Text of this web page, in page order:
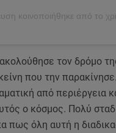
κοινοποιήθηκε από το
τον δρόμο
που την παρακίνησε.
από περιέργεια
ο κόσμος. Πολύ
πως όλη αυτή η